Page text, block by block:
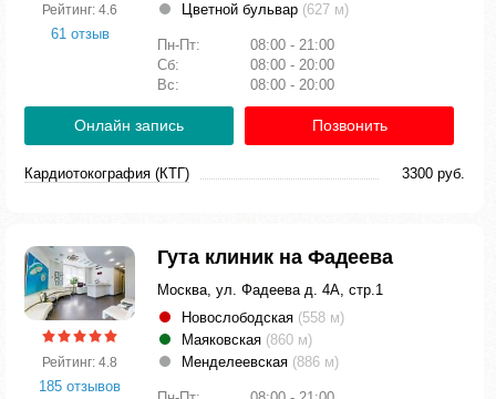
Рейтинг: 4.6
61 отзыв
Цветной бульвар (627 м)
Пн-Пт:
08:00 - 21:00
Сб:
08:00 - 20:00
Вс:
08:00 - 20:00
Онлайн запись Позвонить
Кардиотокография (КТГ) 3300 руб.
Рейтинг: 4.8
185 отзывов
Гута клиник на Фадеева
Москва, ул. Фадеева д. 4А, стр.1
Новослободская (558 м)
Маяковская (860 м)
Менделеевская (886 м)